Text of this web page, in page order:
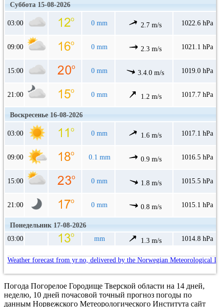
Суббота 15-08-2026
03:00 0 mm 2.7 m/s 1022.6 hPa
09:00 0 mm 2.3 m/s 1021.1 hPa
15:00 0 mm 3.4.0 m/s 1019.0 hPa
21:00 0 mm 1.2 m/s 1017.7 hPa
Воскресенье 16-08-2026
03:00 0 mm 1.6 m/s 1017.1 hPa
09:00 0.1 mm 0.9 m/s 1016.5 hPa
15:00 0 mm 1.8 m/s 1015.5 hPa
21:00 0 mm 0.8 m/s 1015.1 hPa
Понедельник 17-08-2026
03:00
mm 1.3 m/s 1014.8 hPa
Weather forecast from yr.no, delivered by the Norwegian Meteorological
Погода Погорелое Городище Тверской области на 14 дней,
неделю, 10 дней почасовой точный прогноз погоды по
данным Норвежского Метеорологического Института сайт